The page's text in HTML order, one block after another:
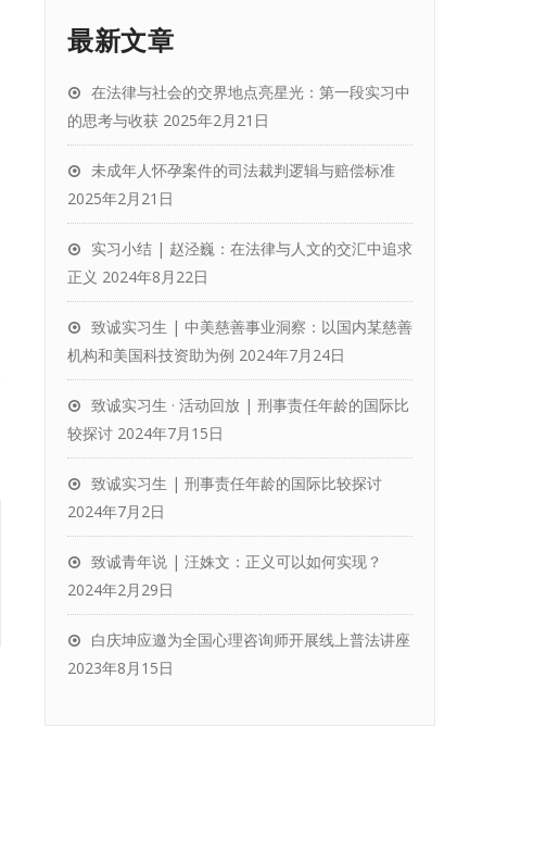
最新文章
在法律与社会的交界地点亮星光：第一段实习中
的思考与收获 2025年2月21日
未成年人怀孕案件的司法裁判逻辑与赔偿标准
2025年2月21日
实习小结 | 赵泾巍：在法律与人文的交汇中追求
正义 2024年8月22日
致诚实习生 | 中美慈善事业洞察：以国内某慈善
机构和美国科技资助为例 2024年7月24日
致诚实习生 · 活动回放 | 刑事责任年龄的国际比
较探讨 2024年7月15日
致诚实习生 | 刑事责任年龄的国际比较探讨
2024年7月2日
致诚青年说 | 汪姝文：正义可以如何实现？
2024年2月29日
白庆坤应邀为全国心理咨询师开展线上普法讲座
2023年8月15日